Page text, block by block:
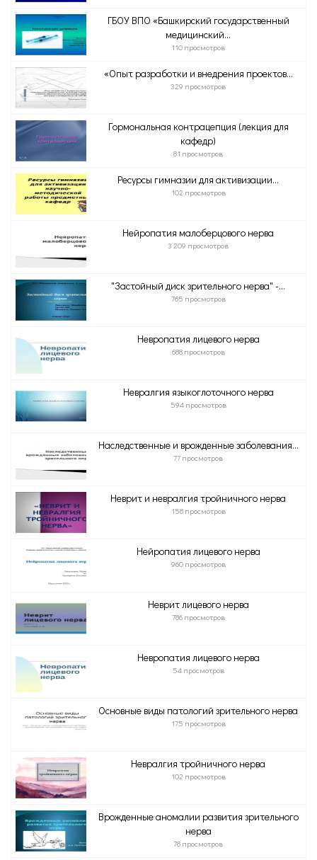
ГБОУ ВПО «Башкирский государственный
медицинский...
110 просмотров
«Опыт разработки и внедрения проектов...
329 просмотров
Гормональная контрацепция (лекция для
кафедр)
81 просмотров
Ресурсы гимназии для активизации...
102 просмотров
Нейропатия малоберцового нерва
3 209 просмотров
"Застойный диск зрительного нерва" -...
765 просмотров
Невропатия лицевого нерва
688 просмотров
Невралгия языкоглоточного нерва
594 просмотров
Наследственные и врожденные заболевания...
77 просмотров
Неврит и невралгия тройничного нерва
158 просмотров
Нейропатия лицевого нерва
960 просмотров
Неврит лицевого нерва
786 просмотров
Невропатия лицевого нерва
54 просмотров
Основные виды патологий зрительного нерва
175 просмотров
Невралгия тройничного нерва
102 просмотров
Врожденные аномалии развития зрительного
нерва
78 просмотров